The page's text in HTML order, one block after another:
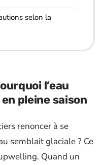
selon la
l’eau
pleine saison
renoncer à se
semblait glaciale ? Ce
Quand un